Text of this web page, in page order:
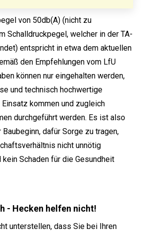
von 50db(A) (nicht zu
Schalldruckpegel, welcher in der TA-
entspricht in etwa dem aktuellen
den Empfehlungen vom LfU
können nur eingehalten werden,
und technisch hochwertige
kommen und zugleich
durchgeführt werden. Es ist also
dafür Sorge zu tragen,
nicht unnötig
Schaden für die Gesundheit
- Hecken helfen nicht!
unterstellen, dass Sie bei Ihren